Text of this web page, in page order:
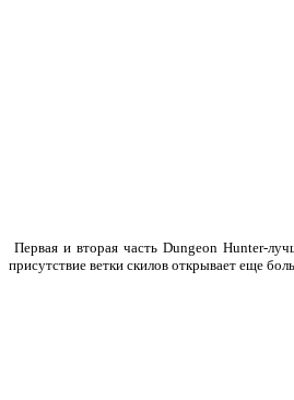
Первая и вторая часть Dungeon Hunter-
присутствие ветки скилов открывает еще